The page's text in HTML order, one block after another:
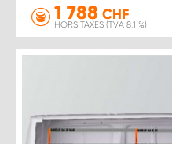
1 788 CHF
HORS TAXES (TVA 8.1 %)